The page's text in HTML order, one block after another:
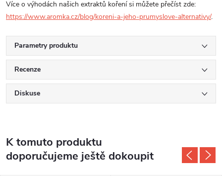
Více o výhodách našich extraktů koření si můžete přečíst zde:
https://www.aromka.cz/blog/koreni-a-jeho-prumyslove-alternativy/.
Parametry produktu
Recenze
Diskuse
K tomuto produktu
doporučujeme ještě dokoupit